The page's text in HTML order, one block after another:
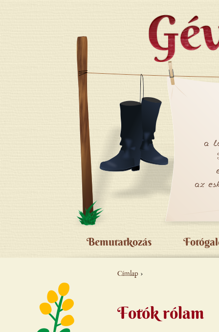
a
az
Bemutatkozás
JELENLEGI
Címlap ›
Fotók rólam